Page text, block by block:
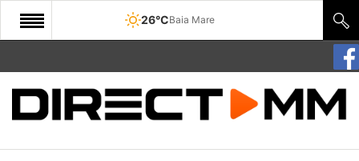
26°CBaia Mare
START
COMUNITATE